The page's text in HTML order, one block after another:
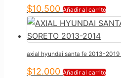
$10.500 Añadir al carrito
axial hyundai santa fe 2013-
$12.000 Añadir al carrito